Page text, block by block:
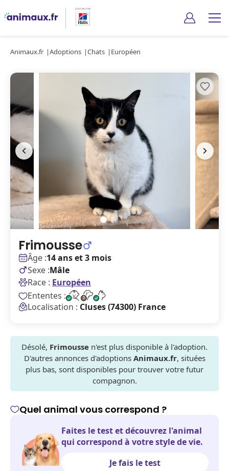
Animaux.fr Adoptions Chats Européen
Frimousse
Âge :14 ans et 3 mois
Sexe :Mâle
Race : Européen
Ententes :
Localisation : Cluses (74300) France
Désolé, Frimousse n'est plus disponible à l'adoption.
D'autres annonces d'adoptions Animaux.fr, situées
plus bas, sont disponibles pour trouver votre futur
compagnon.
Quel animal vous correspond ?
Faites le test et découvrez l'animal
qui correspond à votre style de vie.
Je fais le test